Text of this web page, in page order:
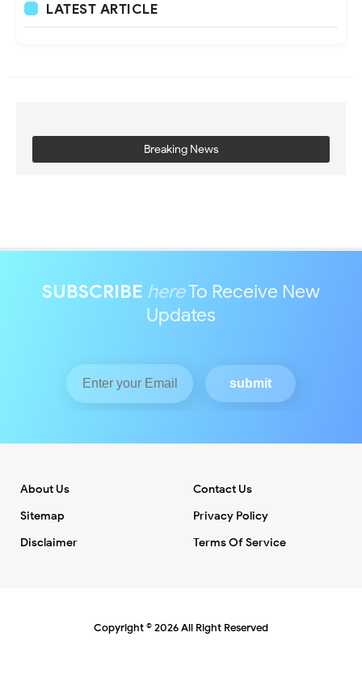
LATEST ARTICLE
Breaking News
SUBSCRIBE hereTo Receive New
Updates
About Us
Contact Us
Sitemap
Privacy Policy
Disclaimer
Terms Of Service
Copyright ©2026All Right Reserved